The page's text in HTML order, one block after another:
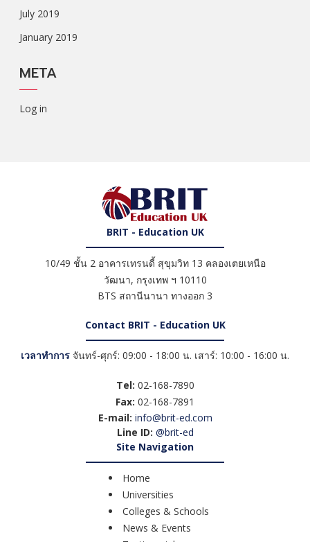
July 2019
January 2019
META
Log in
BRIT - Education UK
10/49 ชั้น 2 อาคารเทรนดี้ สุขุมวิท 13 คลองเตยเหนือ
วัฒนา, กรุงเทพ ฯ 10110
BTS สถานีนานา ทางออก 3
Contact BRIT - Education UK
เวลาทำการ จันทร์-ศุกร์: 09:00 - 18:00 น. เสาร์: 10:00 - 16:00 น.
Tel: 02-168-7890
Fax: 02-168-7891
E-mail: info@brit-ed.com
Line ID: @brit-ed
Site Navigation
Home
Universities
Colleges & Schools
News & Events